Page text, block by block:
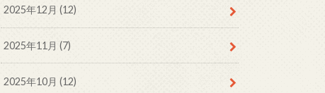
2025年12月 (12)
2025年11月 (7)
2025年10月 (12)